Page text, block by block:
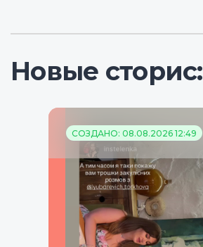
Новые сторис:
СОЗДАНО: 08.08.2026 12:49